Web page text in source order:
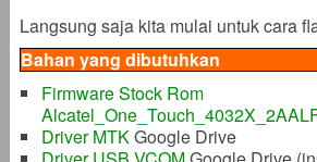
Langsung saja kita mulai untuk cara
Bahan yang dibutuhkan
Firmware Stock Rom
Driver MTKGoogle Drive